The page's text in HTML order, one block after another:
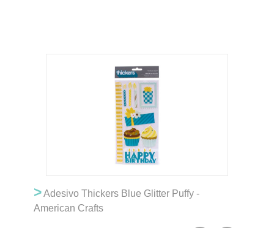
>Adesivo Thickers Blue Glitter Puffy -
American Crafts